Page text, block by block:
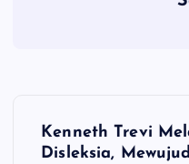
Kenneth Trevi
Disleksia,